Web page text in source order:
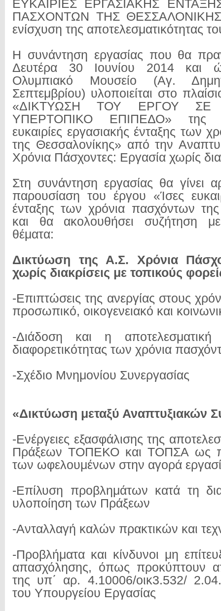
ΕΥΚΑΙΡΙΕΣ ΕΡΓΑΣΙΑΚΗΣ
ΠΑΣΧΟΝΤΩΝ ΤΗΣ
ενίσχυση της αποτελεσματικότητας
Η συνάντηση εργασίας που θα
Δευτέρα 30 Ιουνίου 2014 και
Ολυμπιακό Μουσείο (Αγ.
Σεπτεμβρίου) υλοποιείται στο
«ΔΙΚΤΥΩΣΗ ΤΟΥ ΕΡΓΟΥ ΣΕ
ΥΠΕΡΤΟΠΙΚΟ ΕΠΙΠΕΔΟ» της
ευκαιρίες εργασιακής ένταξης των
της Θεσσαλονίκης» από την
Χρόνια Πάσχοντες: Εργασία χωρίς
Στη συνάντηση εργασίας θα γίνει
παρουσίαση του έργου «Ίσες
ένταξης των χρόνια πασχόντων
και θα ακολουθήσει συζήτηση
θέματα:
Δικτύωση της Α.Σ. Χρόνια
χωρίς διακρίσεις με τοπικούς
-Επιπτώσεις της ανεργίας στους
προσωπικό, οικογενειακό και
-Διάδοση και η αποτελεσματική
διαφορετικότητας των χρόνια
-Σχέδιο Μνημονίου Συνεργασίας
«Δικτύωση μεταξύ Αναπτυξιακών
-Ενέργειες εξασφάλισης της
Πράξεων ΤΟΠΕΚΟ και ΤΟΠΣΑ ως
των ωφελουμένων στην αγορά
-Επίλυση προβλημάτων κατά τη
υλοποίηση των Πράξεων
-Ανταλλαγή καλών πρακτικών και
-Προβλήματα και κίνδυνοι μη
απασχόλησης, όπως προκύπτουν
της υπ΄ αρ. 4.10006/οικ3.532/
του Υπουργείου Εργασίας